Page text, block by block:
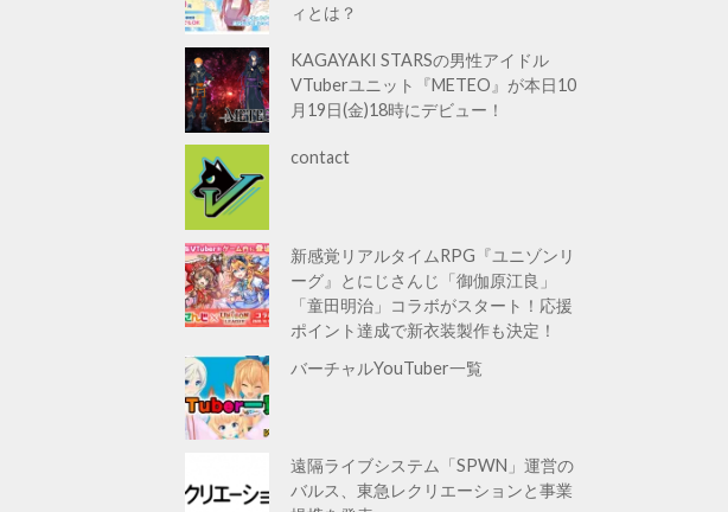
ィとは？
KAGAYAKI STARSの男性アイドル
VTuberユニット『METEO』が本日10
月19日(金)18時にデビュー！
contact
新感覚リアルタイムRPG『ユニゾンリ
ーグ』とにじさんじ「御伽原江良」
「童田明治」コラボがスタート！応援
ポイント達成で新衣装製作も決定！
バーチャルYouTuber一覧
遠隔ライブシステム「SPWN」運営の
バルス、東急レクリエーションと事業